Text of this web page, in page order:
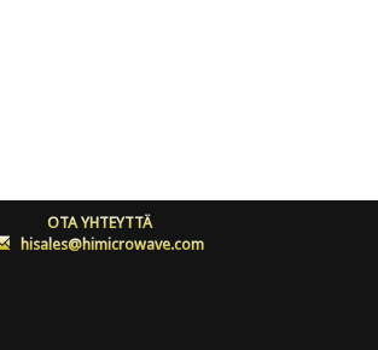
OTA YHTEYTTÄ
:hisales@himicrowave.com